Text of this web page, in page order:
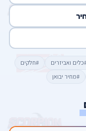
ואביזרים
#חלקים
#מחיר יבואן